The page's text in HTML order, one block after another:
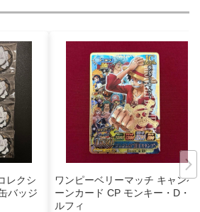
レクシ
バッジ
ワンピーベリーマッチ キャンペ
ーンカード CP モンキー・D・
ルフィ